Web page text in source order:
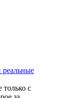
только с